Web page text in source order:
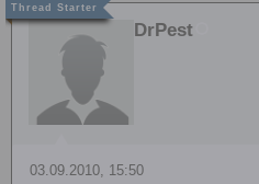
DrPest
03.09.2010, 15:50